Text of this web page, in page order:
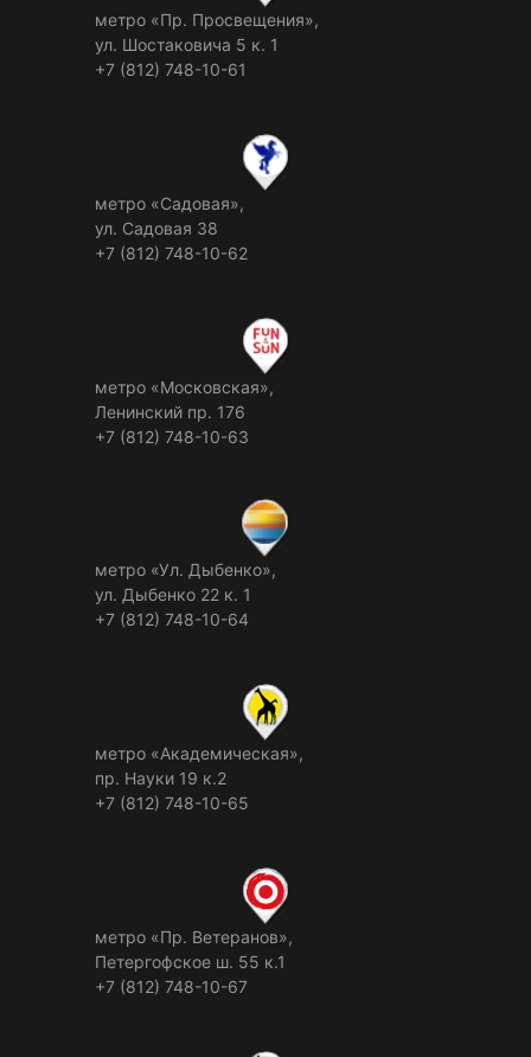
метро «Пр. Просвещения»,
ул. Шостаковича 5 к. 1
+7 (812) 748-10-61
метро «Садовая»,
ул. Садовая 38
+7 (812) 748-10-62
метро «Московская»,
Ленинский пр. 176
+7 (812) 748-10-63
метро «Ул. Дыбенко»,
ул. Дыбенко 22 к. 1
+7 (812) 748-10-64
метро «Академическая»,
пр. Науки 19 к.2
+7 (812) 748-10-65
метро «Пр. Ветеранов»,
Петергофское ш. 55 к.1
+7 (812) 748-10-67